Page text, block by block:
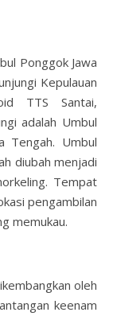
Kepulauan
TTS Santai,
adalah Umbul
Tengah. Umbul
diubah menjadi
Tempat
pengambilan
memukau.
oleh
keenam